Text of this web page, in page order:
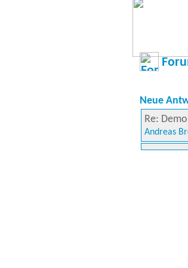
Neue
Re:
Andreas